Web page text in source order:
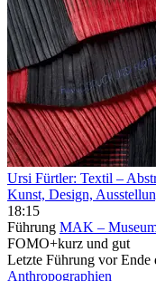
Ursi Fürtler: Textil –
Kunst, Design,
18:15
Führung MAK –
FOMO+kurz und gut
Letzte Führung vor Ende
Anthropographien